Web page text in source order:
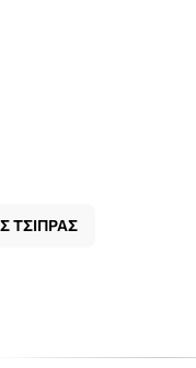
ΤΣΙΠΡΑΣ